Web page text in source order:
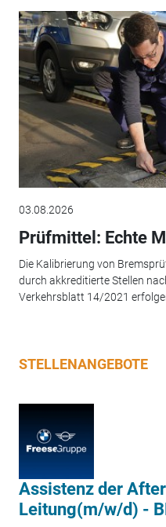
03.08.2026
Prüfmittel: Echte
Die Kalibrierung von
durch akkreditierte Stellen
Verkehrsblatt 14/2021
STELLENANGEBOTE
Assistenz der
Leitung(m/w/d) -